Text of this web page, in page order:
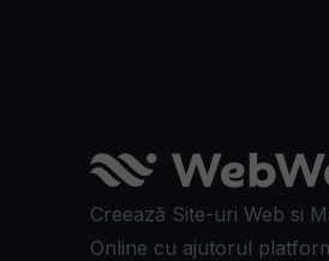
Creează Site-uri Web si
Online cu ajutorul